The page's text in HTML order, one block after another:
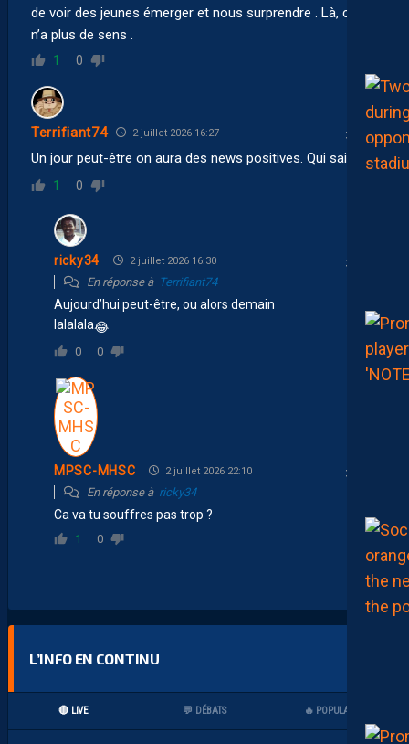
de voir des jeunes émerger et nous surprendre . Là, cela
n’a plus de sens .
1 0
Terrifiant74 2 juillet 2026 16:27
Un jour peut-être on aura des news positives. Qui sait ?
1 0
ricky34 2 juillet 2026 16:30
En réponse à Terrifiant74
Aujourd’hui peut-être, ou alors demain
lalalala😂
0 0
MPSC-MHSC 2 juillet 2026 22:10
En réponse à ricky34
Ca va tu souffres pas trop ?
1 0
L’INFO EN CONTINU
🔴 LIVE 💬 DÉBATS 🔥 POPULAIRES